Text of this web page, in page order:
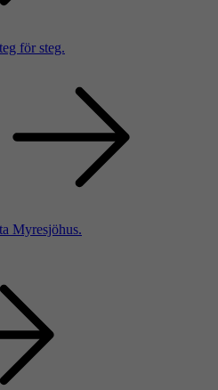
för steg.
Myresjöhus.